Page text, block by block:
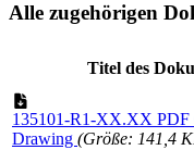
Alle zugehörigen
Titel des
135101-R1-XX.XX PDF
Drawing (Größe: 141,4